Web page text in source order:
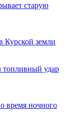
старую
Курской земли
топливный удар
время ночного